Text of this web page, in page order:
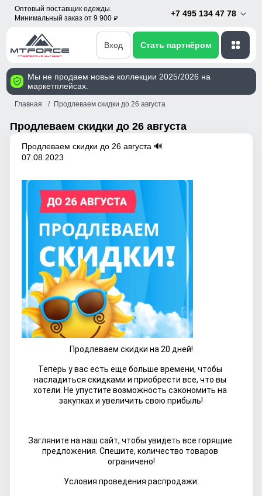
Оптовый поставщик одежды.
Минимальный заказ от 9 900 p
+7 495 134 47 78
Вход Стать партнёром
Мы не продаем новые коллекции 2025/2026 на
маркетплейсах.
Главная Продлеваем скидки до 26 августа
Продлеваем скидки до 26 августа
Продлеваем скидки до 26 августа 🔊
07.08.2023
Продлеваем скидки на 20 дней!
Теперь у вас есть еще больше времени, чтобы
насладиться скидками и приобрести все, что вы
хотели. Не упустите возможность сэкономить на
закупках и увеличить свою прибыль!
Загляните на наш сайт, чтобы увидеть все горящие
предложения. Спешите, количество товаров
ограничено!
Условия проведения распродажи: